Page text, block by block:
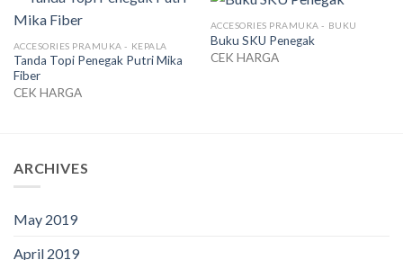
ACCESORIES PRAMUKA - KEPALA
Tanda Topi Penegak Putri Mika
Fiber
CEK HARGA
ACCESORIES PRAMUKA - BUKU
Buku SKU Penegak
CEK HARGA
ARCHIVES
May 2019
April 2019